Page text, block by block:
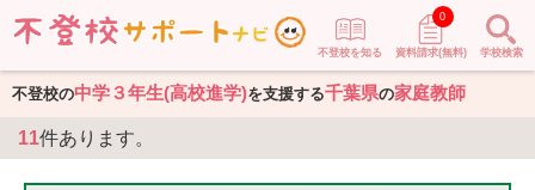
不登校を知る 資料請求(無料)
0
学校検索
不登校の中学３年生(高校進学)を支援する千葉県の家庭教師
11件あります。